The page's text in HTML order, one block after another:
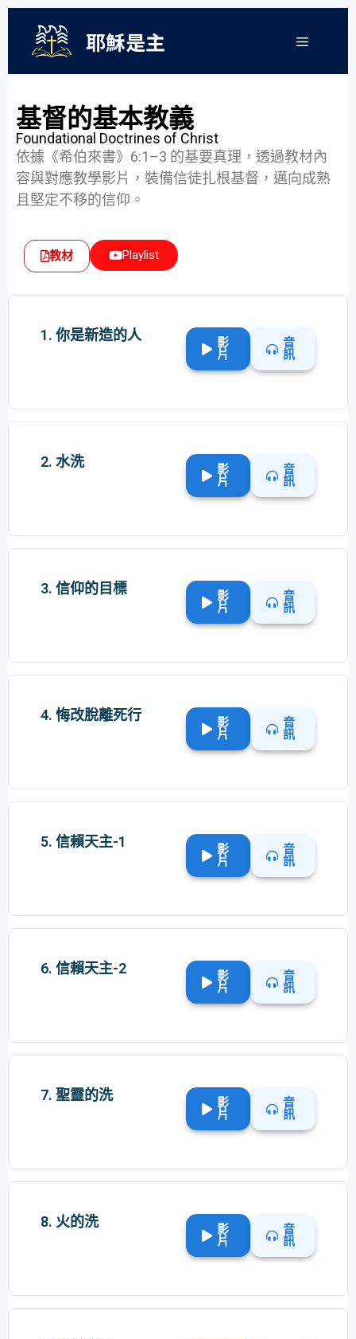
耶穌是主
基督的基本教義
Foundational Doctrines of Christ
依據《希伯來書》6:1–3 的基要真理，透過教材內
容與對應教學影片，裝備信徒扎根基督，邁向成熟
且堅定不移的信仰。
教材 Playlist
1. 你是新造的人
影
片
音
訊
2. 水洗
影
片
音
訊
3. 信仰的目標
影
片
音
訊
4. 悔改脫離死行
影
片
音
訊
5. 信賴天主-1
影
片
音
訊
6. 信賴天主-2
影
片
音
訊
7. 聖靈的洗
影
片
音
訊
8. 火的洗
影
片
音
訊